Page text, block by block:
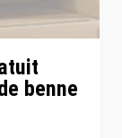
benne